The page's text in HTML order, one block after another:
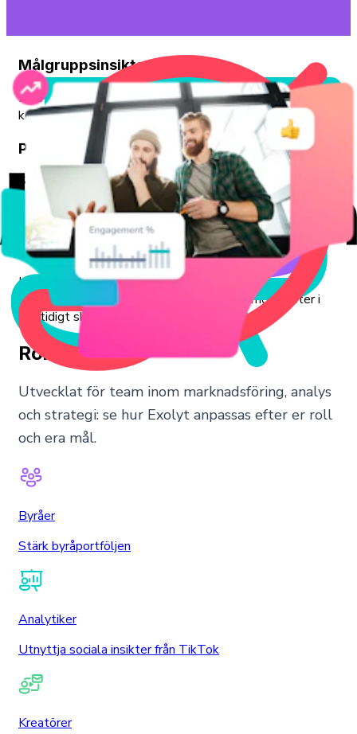
Målgruppsinsikter
Förstå vad människor faktiskt tycker genom att följa
konversationer, sentiment och trender på TikTok.
Prestationsinsikter
Se vad som fungerar och varför genom att analysera
konton, videor och hashtags som driver engagemang och
tillväxt.
Konkurrensfördel
Ligg steget före trender och konkurrenter genom att
benchmarka prestanda och identifiera nya möjligheter i
ett tidigt skede.
Roller
Utvecklat för team inom marknadsföring, analys
och strategi: se hur Exolyt anpassas efter er roll
och era mål.
Byråer
Stärk byråportföljen
Analytiker
Utnyttja sociala insikter från TikTok
Kreatörer